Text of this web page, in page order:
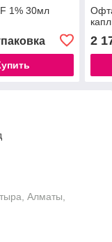
1% 30мл
2
Алматы,